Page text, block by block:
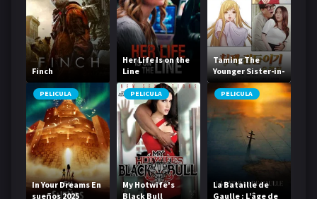
Finch
Her Life Is on the
Line
Taming The
Younger Sister-in-
Law Origin
PELICULA
In Your Dreams En
sueños 2025
PELICULA
My Hotwife's
Black Bull
PELICULA
La Bataille de
Gaulle : L’âge de